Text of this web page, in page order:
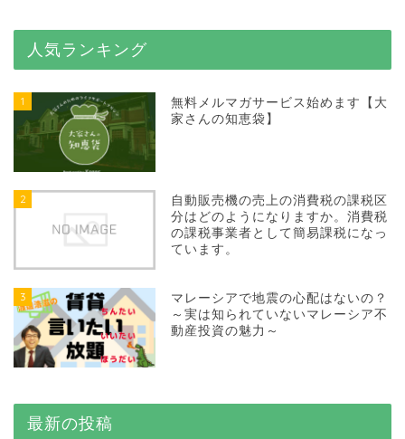
人気ランキング
1
無料メルマガサービス始めます【大
家さんの知恵袋】
2
自動販売機の売上の消費税の課税区
分はどのようになりますか。消費税
の課税事業者として簡易課税になっ
ています。
3
マレーシアで地震の心配はないの？
～実は知られていないマレーシア不
動産投資の魅力～
最新の投稿